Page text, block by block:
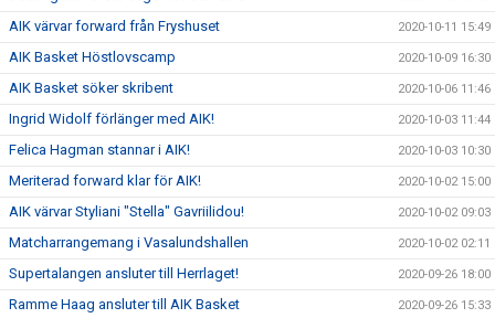
AIK värvar forward från Fryshuset 2020-10-11 15:49
AIK Basket Höstlovscamp 2020-10-09 16:30
AIK Basket söker skribent 2020-10-06 11:46
Ingrid Widolf förlänger med AIK! 2020-10-03 11:44
Felica Hagman stannar i AIK! 2020-10-03 10:30
Meriterad forward klar för AIK! 2020-10-02 15:00
AIK värvar Styliani "Stella" Gavriilidou! 2020-10-02 09:03
Matcharrangemang i Vasalundshallen 2020-10-02 02:11
Supertalangen ansluter till Herrlaget! 2020-09-26 18:00
Ramme Haag ansluter till AIK Basket 2020-09-26 15:33